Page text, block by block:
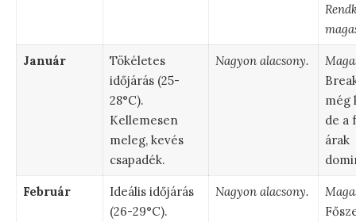
Január
Tökéletes
időjárás (25-
28°C).
Kellemesen
meleg, kevés
csapadék.
Nagyon alacsony.
még
de a
árak
Február
Ideális időjárás
(26-29°C).
Nagyon alacsony.